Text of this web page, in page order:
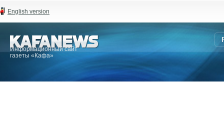
English version
Информационный сайт
газеты «Кафа»